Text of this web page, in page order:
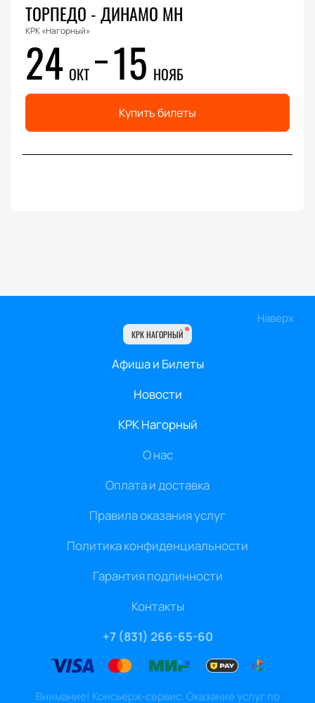
ТОРПЕДО - ДИНАМО МН
КРК «Нагорный»
24 ОКТ 15 НОЯБ
Купить билеты
Наверх
КРК НАГОРНЫЙ
Афиша и Билеты
Новости
КРК Нагорный
О нас
Оплата и доставка
Правила оказания услуг
Политика конфиденциальности
Гарантия подлинности
Контакты
+7 (831) 266-65-60
Внимание! Консьерж-сервис. Оказание услуг по